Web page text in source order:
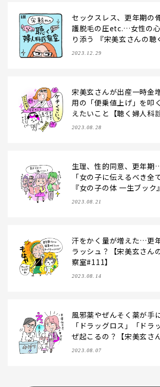
セックスレス、更年期の
護脱毛の圧etc.…女性の
り添う 『宋美玄さんの聴
室』ベスト10をプレイバ
2023.12.29
宋美玄さんが出産一時金
用の「便乗値上げ」を叩
えたいこと【聴く婦人科
2023.08.28
生理、性的同意、更年期
「女の子に伝えるべき全
『女の子の体 一生ブッ
ります【聴く婦人科診察
2023.08.21
汗をかく量が増えた…更
ラッシュ？【宋美玄さん
察室#111】
2023.08.14
風邪薬やぜんそく薬が手
「ドラッグロス」「ドラ
ぜ起こるの？【宋美玄さ
診察室#110】
2023.08.07